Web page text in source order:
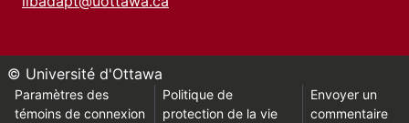
© Université d'Ottawa
Paramètres des
témoins de connexion
Politique de
protection de la vie
Envoyer un
commentaire